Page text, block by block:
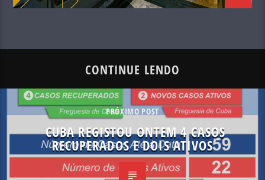
CONTINUE LENDO
PRÓXIMO POST
CUBA REGISTOU ONTEM 4 CASOS
RECUPERADOS E DOIS ATIVOS